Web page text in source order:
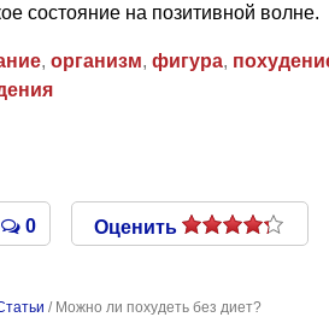
состояние на позитивной волне.
, организм, фигура,
0 Оценить
/ Можно ли похудеть без диет?